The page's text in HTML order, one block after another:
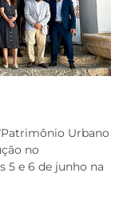
Urbano
no
5 e 6 de junho na